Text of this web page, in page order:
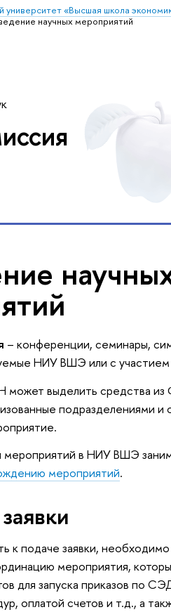
университет «Высшая школа
научных мероприятий
– конференции, семинары,
НИУ ВШЭ или с участием
выделить средства из
подразделениями
мероприятий в НИУ ВШЭ
мероприятий.
к подаче заявки, необходимо
мероприятия,
для запуска приказов по
оплатой счетов и т.д., а